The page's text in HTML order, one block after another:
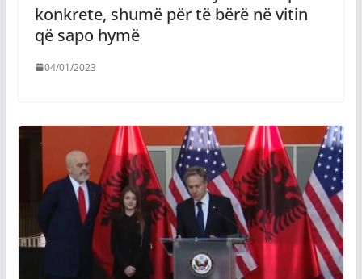
konkrete, shumë për të bërë në vitin
që sapo hymë
04/01/2023